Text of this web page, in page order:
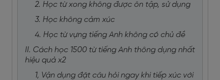
2. Học từ xong không được ôn tập, sử dụng
3. Học không cảm xúc
4. Học từ vựng tiếng Anh không có chủ đề
II. Cách học 1500 từ tiếng Anh thông dụng nhất
hiệu quả x2
1, Vận dụng đặt câu hỏi ngay khi tiếp xúc với